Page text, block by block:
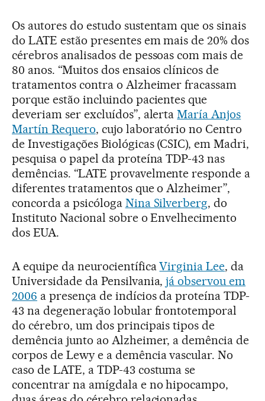
Os autores do estudo sustentam que os sinais
do LATE estão presentes em mais de 20% dos
cérebros analisados de pessoas com mais de
80 anos. “Muitos dos ensaios clínicos de
tratamentos contra o Alzheimer fracassam
porque estão incluindo pacientes que
deveriam ser excluídos”, alertaMaría Anjos
Martín Requero, cujo laboratório no Centro
de Investigações Biológicas (CSIC), em Madri,
pesquisa o papel da proteína TDP-43 nas
demências. “LATE provavelmente responde a
diferentes tratamentos que o Alzheimer”,
concorda a psicóloga Nina Silverberg, do
Instituto Nacional sobre o Envelhecimento
dos EUA.
A equipe da neurocientíficaVirginia Lee, da
Universidade da Pensilvania,já observou em
2006 a presença de indícios da proteína TDP-
43 na degeneração lobular frontotemporal
do cérebro, um dos principais tipos de
demência junto ao Alzheimer, a demência de
corpos de Lewy e a demência vascular. No
caso de LATE, a TDP-43 costuma se
concentrar na amígdala e no hipocampo,